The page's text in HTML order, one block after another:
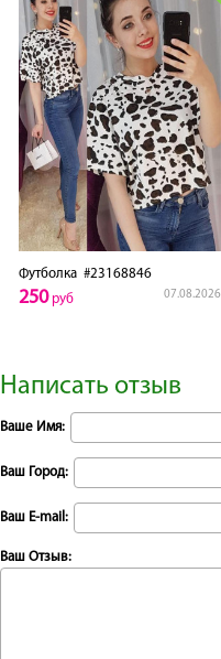
Футболка #23168846
07.08.2026
250руб
Написать отзыв
Ваше Имя:
Ваш Город:
Ваш E-mail:
Ваш Отзыв: